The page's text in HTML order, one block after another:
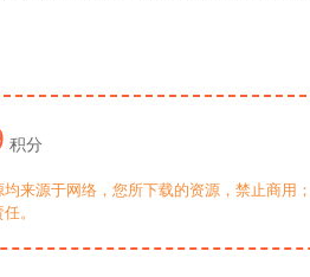
积分
来源于网络，您所下载的资源，禁止商用
。